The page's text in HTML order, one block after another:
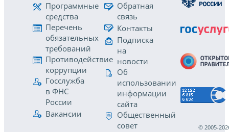
Программные
средства
Перечень
обязательных
требований
Противодействие
коррупции
Госслужба
в ФНС
России
Вакансии
Обратная
связь
Контакты
Подписка
на
новости
Об
использовании
информации
сайта
Общественный
совет
© 2005-